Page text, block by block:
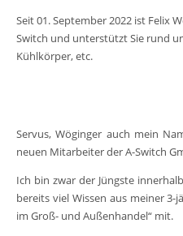
Seit 01. September 2022 ist Felix
Switch und unterstützt Sie rund
Kühlkörper, etc.
Servus, Wöginger auch mein
neuen Mitarbeiter der A-Switch
Ich bin zwar der Jüngste
bereits viel Wissen aus meiner 3-
im Groß- und Außenhandel“ mit.